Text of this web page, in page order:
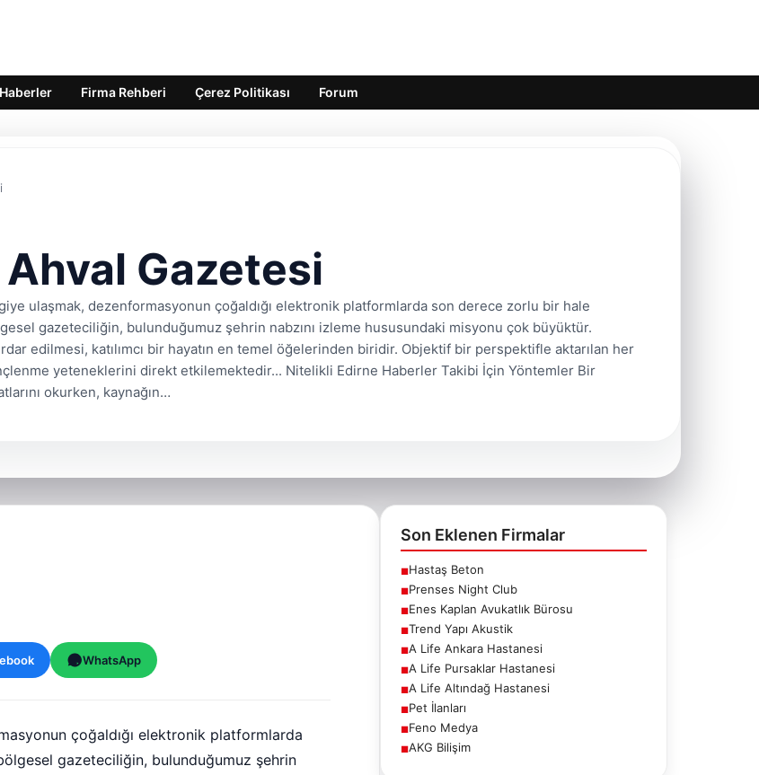
Firma Rehberi Çerez Politikası Forum
Gazetesi
ulaşmak, dezenformasyonun çoğaldığı elektronik platformlarda son derece zorlu bir hale
gazeteciliğin, bulunduğumuz şehrin nabzını izleme hususundaki misyonu çok büyüktür.
edilmesi, katılımcı bir hayatın en temel öğelerinden biridir. Objektif bir perspektifle aktarılan her
yeteneklerini direkt etkilemektedir... Nitelikli Edirne Haberler Takibi İçin Yöntemler Bir
okurken, kaynağın…
WhatsApp
çoğaldığı elektronik platformlarda
gazeteciliğin, bulunduğumuz şehrin
Son Eklenen Firmalar
■Hastaş Beton
■Prenses Night Club
■Enes Kaplan Avukatlık Bürosu
■Trend Yapı Akustik
■A Life Ankara Hastanesi
■A Life Pursaklar Hastanesi
■A Life Altındağ Hastanesi
■Pet İlanları
■Feno Medya
■AKG Bilişim